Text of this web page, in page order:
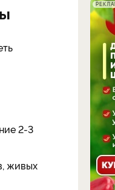
2-3
живых